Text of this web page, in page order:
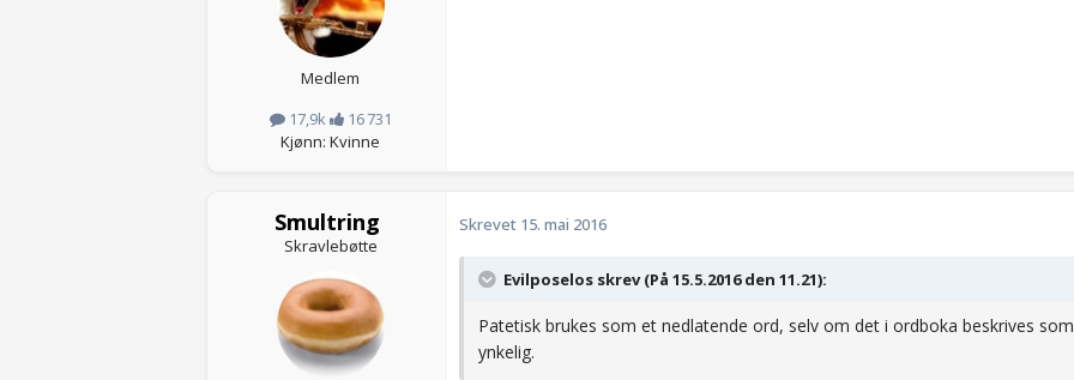
Medlem
17,9k
16 731
Kjønn: Kvinne
Smultring
Skravlebøtte
Skrevet 15. mai 2016
Evilposelos skrev (På 15.5.2016 den 11.21):
Patetisk brukes som et nedlatende ord, selv om det i ordboka beskrives
ynkelig.